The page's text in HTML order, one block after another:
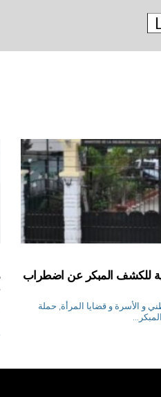
للكشف المبكر عن اضطراب
و الأسرة و قضايا المرأة, حملة